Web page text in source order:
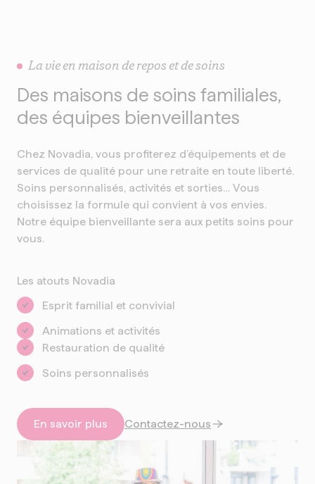
La vie en maison de repos et de soins
Des maisons de soins familiales,
des équipes bienveillantes
Chez Novadia, vous profiterez d’équipements et de
services de qualité pour une retraite en toute liberté.
Soins personnalisés, activités et sorties… Vous
choisissez la formule qui convient à vos envies.
Notre équipe bienveillante sera aux petits soins pour
vous.
Les atouts Novadia
Esprit familial et convivial
Animations et activités
Restauration de qualité
Soins personnalisés
En savoir plus Contactez-nous